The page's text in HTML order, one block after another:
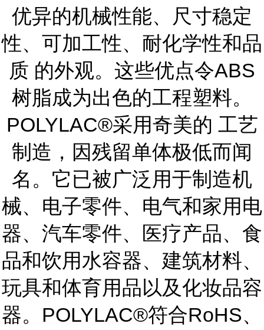
优异的机械性能、尺寸稳定
性、可加工性、耐化学性和品
质 的外观。这些优点令ABS
树脂成为出色的工程塑料。
POLYLAC®采用奇美的 工艺
制造，因残留单体极低而闻
名。它已被广泛用于制造机
械、电子零件、电气和家用电
器、汽车零件、医疗产品、食
品和饮用水容器、建筑材料、
玩具和体育用品以及化妆品容
器。POLYLAC®符合RoHS、